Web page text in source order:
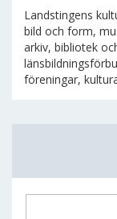
Landstingens
bild och form,
arkiv, bibliotek
föreningar,